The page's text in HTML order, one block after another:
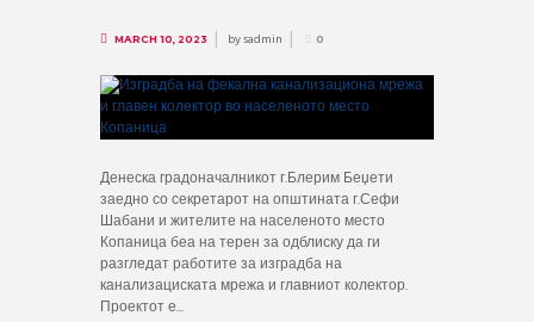
MARCH 10, 2023 bysadmin 0
Денеска градоначалникот г.Блерим Беџети
заедно со секретарот на општината г.Сефи
Шабани и жителите на населеното место
Копаница беа на терен за одблиску да ги
разгледат работите за изградба на
канализациската мрежа и главниот колектор.
Проектот е...